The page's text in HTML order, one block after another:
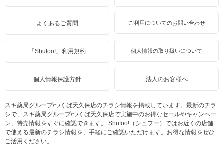
よくあるご質問 ご利用についてのお問い合わせ
「Shufoo!」利用規約 個人情報の取り扱いについて
個人情報保護方針 法人のお客様へ
スギ薬局グループ/つくば天久保店のチラシ情報を掲載しています。最新のチラ
シで、スギ薬局グループ/つくば天久保店で実施中のお得なセールやキャンペー
ン、特売情報をすぐに確認できます。 Shufoo!（シュフー）ではお近くの店舗
で使える最新のチラシ情報を、手軽にご確認いただけます。お得な情報をぜひ
ご活用ください。